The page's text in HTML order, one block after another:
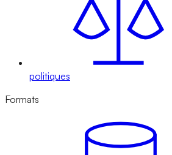
politiques
Formats